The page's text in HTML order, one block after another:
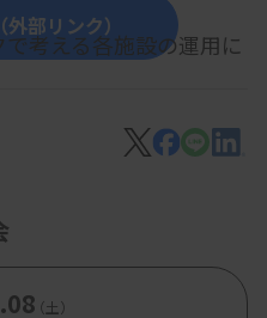
える各施設の運用に
てもOK？
尿検査～
いいですか？
部リンク）
（土）